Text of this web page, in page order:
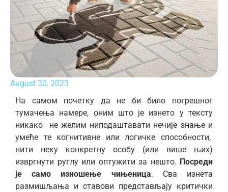
August 30, 2023
На самом почетку да не би било погрешног
тумачења намере, оним што је изнето у тексту
никако не желим ниподаштавати нечије знање и
умеће те когнитивне или логичке способности,
нити неку конкретну особу (или више њих)
извргнути руглу или оптужити за нешто. Посреди
је само изношење чињеница. Сва изнета
размишљања и ставови представљају критички